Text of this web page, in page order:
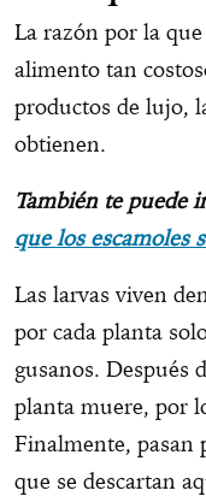
La razón por la
alimento tan
productos de lujo,
obtienen.
También te puede
que los escamoles
Las larvas viven
por cada planta
gusanos. Después
planta muere, por
Finalmente, pasan
que se descartan